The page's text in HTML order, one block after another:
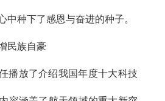
中种下了感恩与奋进的种子。
民族自豪
播放了介绍我国年度十大科技